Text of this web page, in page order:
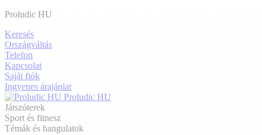
Proludic HU
Keresés
Országváltás
Telefon
Kapcsolat
Saját fiók
Ingyenes árajánlat
Proludic HU
Játszóterek
Sport és fitnesz
Témák és hangulatok